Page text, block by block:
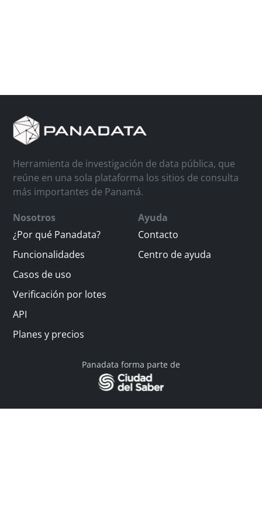
Herramienta de investigación de data pública, que
reúne en una sola plataforma los sitios de consulta
más importantes de Panamá.
Nosotros
¿Por qué Panadata?
Funcionalidades
Casos de uso
Verificación por lotes
API
Planes y precios
Ayuda
Contacto
Centro de ayuda
Panadata forma parte de